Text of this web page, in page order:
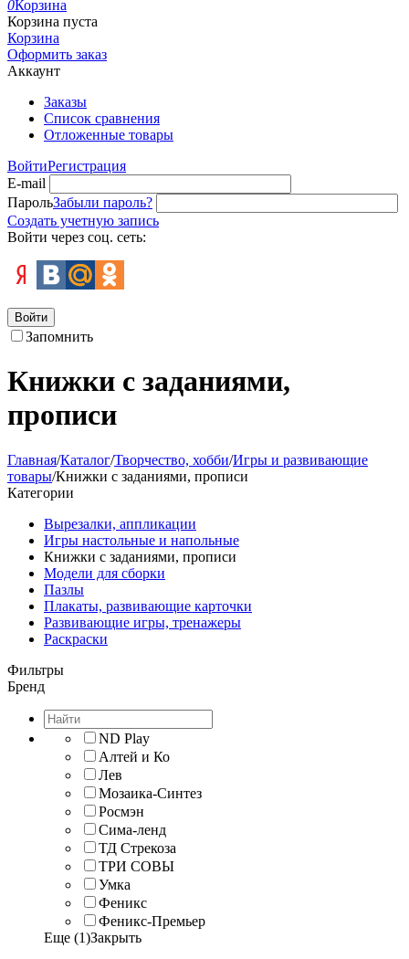
0Корзина
Корзина пуста
Корзина
Оформить заказ
Аккаунт
Заказы
Список сравнения
Отложенные товары
ВойтиРегистрация
E-mail
ПарольЗабыли пароль?
Создать учетную запись
Войти через соц. сеть:
Войти
Запомнить
Книжки с заданиями,
прописи
Главная/Каталог/Творчество, хобби/Игры и развивающие
товары/Книжки с заданиями, прописи
Категории
Вырезалки, аппликации
Игры настольные и напольные
Книжки с заданиями, прописи
Модели для сборки
Пазлы
Плакаты, развивающие карточки
Развивающие игры, тренажеры
Раскраски
Фильтры
Бренд
ND Play
Алтей и Ко
Лев
Мозаика-Синтез
Росмэн
Сима-ленд
ТД Стрекоза
ТРИ СОВЫ
Умка
Феникс
Феникс-Премьер
Еще (1)Закрыть